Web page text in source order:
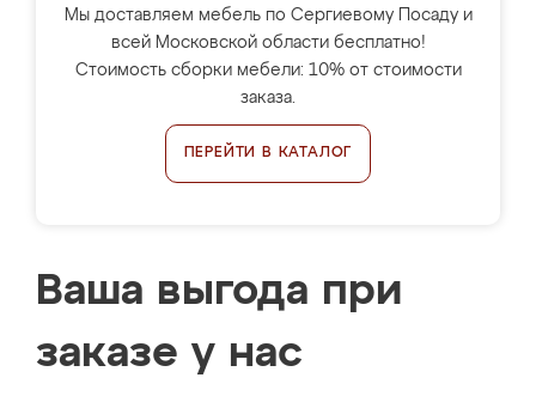
Мы доставляем мебель по Сергиевому Посаду и
всей Московской области бесплатно!
Стоимость сборки мебели: 10% от стоимости
заказа.
ПЕРЕЙТИ В КАТАЛОГ
Ваша выгода при
заказе у нас